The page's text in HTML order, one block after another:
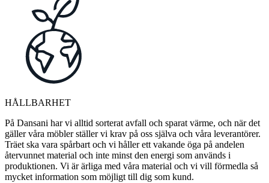
HÅLLBARHET
På Dansani har vi alltid sorterat avfall och sparat värme, och när det
gäller våra möbler ställer vi krav på oss själva och våra leverantörer.
Träet ska vara spårbart och vi håller ett vakande öga på andelen
återvunnet material och inte minst den energi som används i
produktionen. Vi är ärliga med våra material och vi vill förmedla så
mycket information som möjligt till dig som kund.